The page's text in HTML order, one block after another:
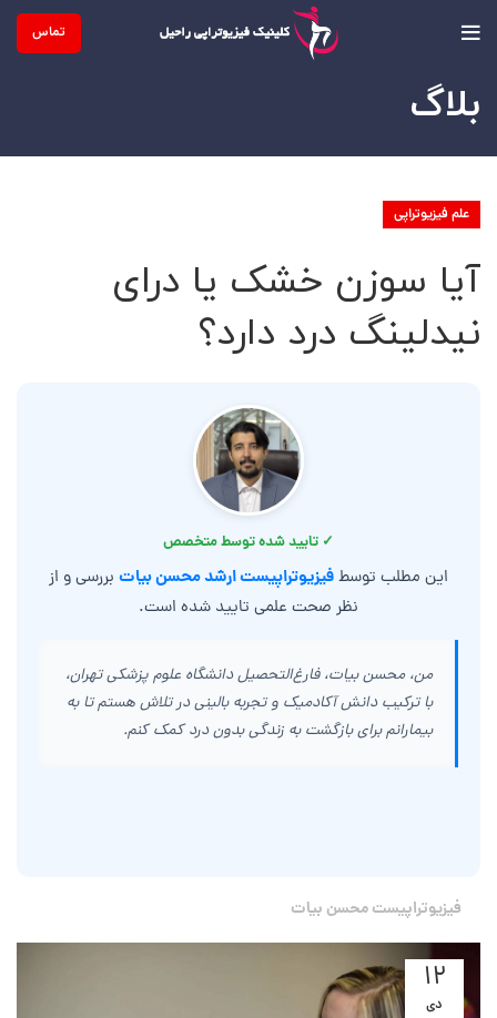
تماس
بلاگ
علم فیزیوتراپی
آیا سوزن خشک یا درای
نیدلینگ درد دارد؟
✓ تایید شده توسط متخصص
این مطلب توسطفیزیوتراپیست ارشد محسن بیات بررسی و از
نظر صحت علمی تایید شده است.
من، محسن بیات، فارغ‌التحصیل دانشگاه علوم پزشکی تهران،
با ترکیب دانش آکادمیک و تجربه بالینی در تلاش هستم تا به
بیمارانم برای بازگشت به زندگی بدون درد کمک کنم.
فیزیوتراپیست محسن بیات
۱۲
دی